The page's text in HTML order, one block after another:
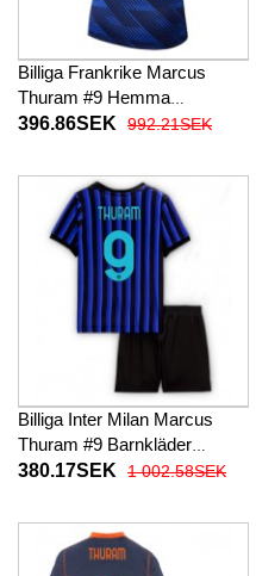
Billiga Frankrike Marcus
Thuram #9 Hemma
fotbollskläder Dam VM 2026
396.86SEK 992.21SEK
Billiga Inter Milan Marcus
Thuram #9 Barnkläder
Hemma fotbollskläder till
Korta byxor)
380.17SEK 1 002.58SEK